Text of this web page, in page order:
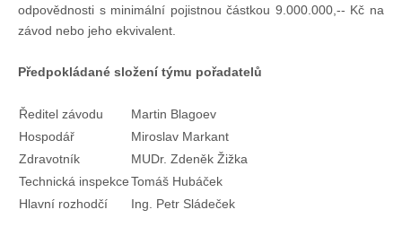
odpovědnosti s minimální pojistnou částkou 9.000.000,-- Kč na
závod nebo jeho ekvivalent.
Předpokládané složení týmu pořadatelů
Ředitel závodu
Martin Blagoev
Hospodář
Miroslav Markant
Zdravotník
MUDr. Zdeněk Žižka
Technická inspekceTomáš Hubáček
Hlavní rozhodčí
Ing. Petr Sládeček